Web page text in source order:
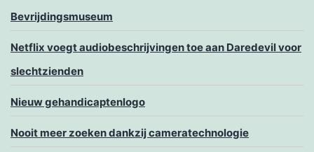
Bevrijdingsmuseum
Netflix voegt audiobeschrijvingen toe aan Daredevil voor
slechtzienden
Nieuw gehandicaptenlogo
Nooit meer zoeken dankzij cameratechnologie